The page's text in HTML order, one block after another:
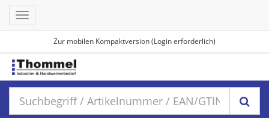
Zur mobilen Kompaktversion (Login erforderlich)
Toggle
navigation